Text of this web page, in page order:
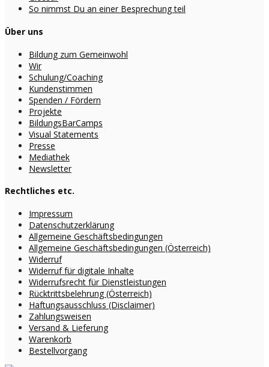
So nimmst Du an einer Besprechung teil
Über uns
Bildung zum Gemeinwohl
Wir
Schulung/Coaching
Kundenstimmen
Spenden / Fördern
Projekte
BildungsBarCamps
Visual Statements
Presse
Mediathek
Newsletter
Rechtliches etc.
Impressum
Datenschutzerklärung
Allgemeine Geschäftsbedingungen
Allgemeine Geschäftsbedingungen (Österreich)
Widerruf
Widerruf für digitale Inhalte
Widerrufsrecht für Dienstleistungen
Rücktrittsbelehrung (Österreich)
Haftungsausschluss (Disclaimer)
Zahlungsweisen
Versand & Lieferung
Warenkorb
Bestellvorgang